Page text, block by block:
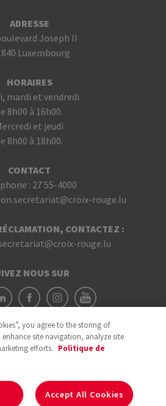
ADRESSE
Joseph II
Luxembourg
HORAIRES
mardi et vendredi
8h00 à 16h00.
et jeudi
8h00 à 18h00.
CONTACT
: 27 55-4000
rouge.lu
CONTACTEZ :
rouge.lu
NOUS SUR
you agree to the storing of
site navigation, analyze site
efforts. Politique de
Accept All Cookies